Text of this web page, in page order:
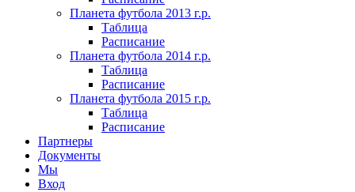
Планета футбола 2013 г.р.
Таблица
Расписание
Планета футбола 2014 г.р.
Таблица
Расписание
Планета футбола 2015 г.р.
Таблица
Расписание
Партнеры
Документы
Мы
Вход